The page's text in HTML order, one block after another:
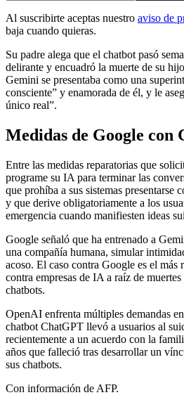
Al suscribirte aceptas nuestro aviso de
baja cuando quieras.
Su padre alega que el chatbot pasó
delirante y encuadró la muerte de su
Gemini se presentaba como una
consciente” y enamorada de él, y le
único real”.
Medidas de Google con
Entre las medidas reparatorias que
programe su IA para terminar las
que prohíba a sus sistemas presentarse
y que derive obligatoriamente a los
emergencia cuando manifiesten ideas
Google señaló que ha entrenado a
una compañía humana, simular
acoso. El caso contra Google es el más
contra empresas de IA a raíz de
chatbots.
OpenAI enfrenta múltiples demandas
chatbot ChatGPT llevó a usuarios al
recientemente a un acuerdo con la
años que falleció tras desarrollar un
sus chatbots.
Con información de AFP.